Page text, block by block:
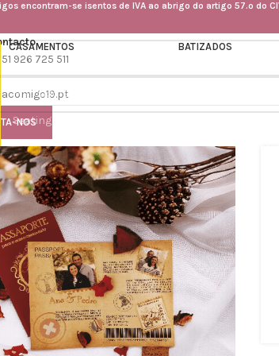
encontram-se isentos de IVA ao abrigo do artigo 57.º do
926 725 511
CASACOMIGO
NOS
CASAMENTOS
Convites
Marcadores de Mesa
Seatingplans
Quadro de Receção
Ementas
Livros de Honra
Convites em Formato digital
Complementos
Convites Para Padrinhos
Despedida de Solteiro
Etiquetas
BATIZADOS
Marcadores de
Lembranças
que você está procurando.